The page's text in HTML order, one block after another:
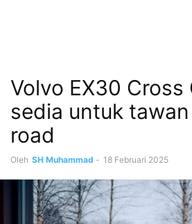
Volvo EX30
sedia untuk
road
Oleh SH Muhammad - 18 Februari 2025